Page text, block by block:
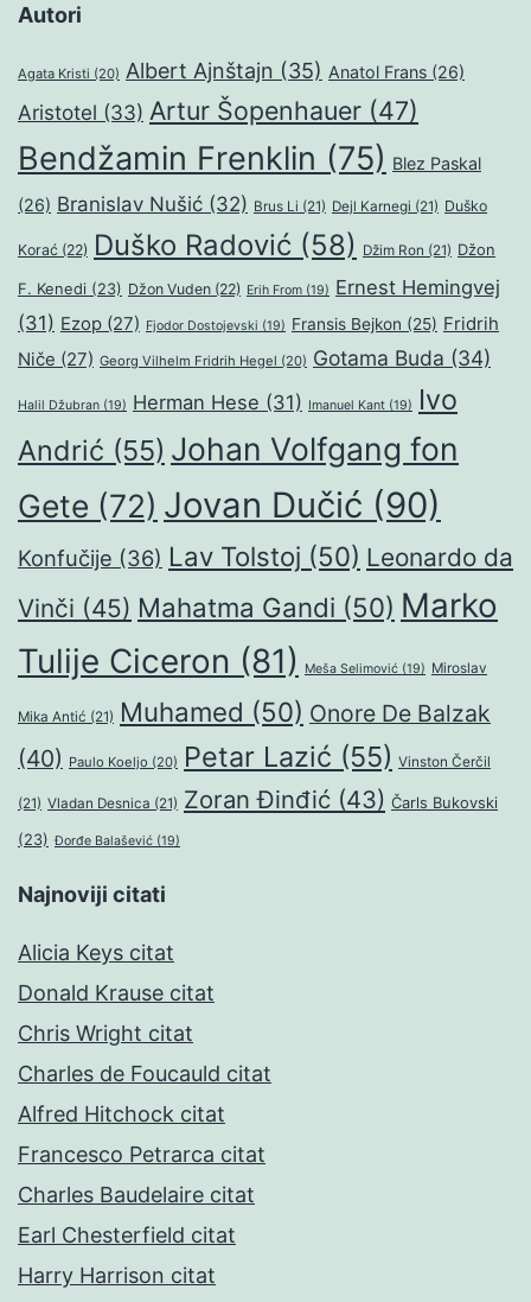
Autori
Agata Kristi (20) Albert Ajnštajn (35) Anatol Frans (26)
Aristotel (33) Artur Šopenhauer (47)
Bendžamin Frenklin (75) Blez Paskal
(26) Branislav Nušić (32) Brus Li (21) Dejl Karnegi (21) Duško
Korać (22) Duško Radović (58) Džim Ron (21) Džon
F. Kenedi (23) Džon Vuden (22) Erih From (19) Ernest Hemingvej
(31) Ezop (27) Fjodor Dostojevski (19) Fransis Bejkon (25) Fridrih
Niče (27) Georg Vilhelm Fridrih Hegel (20) Gotama Buda (34)
Halil Džubran (19) Herman Hese (31) Imanuel Kant (19)
Ivo
Andrić (55) Johan Volfgang fon
Gete (72) Jovan Dučić (90)
Konfučije (36) Lav Tolstoj (50) Leonardo da
Vinči (45) Mahatma Gandi (50) Marko
Tulije Ciceron (81) Meša Selimović (19) Miroslav
Mika Antić (21) Muhamed (50) Onore De Balzak
(40) Paulo Koeljo (20) Petar Lazić (55) Vinston Čerčil
(21) Vladan Desnica (21) Zoran Đinđić (43) Čarls Bukovski
(23) Đorđe Balašević (19)
Najnoviji citati
Alicia Keys citat
Donald Krause citat
Chris Wright citat
Charles de Foucauld citat
Alfred Hitchock citat
Francesco Petrarca citat
Charles Baudelaire citat
Earl Chesterfield citat
Harry Harrison citat